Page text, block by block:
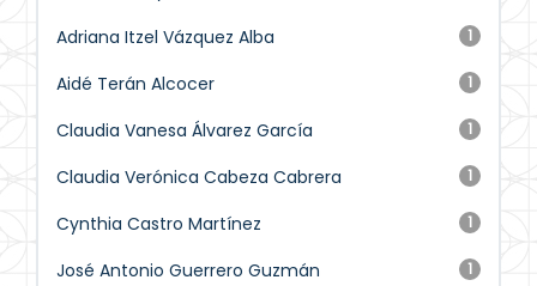
1
Adriana Itzel Vázquez Alba
1
Aidé Terán Alcocer
1
Claudia Vanesa Álvarez García
1
Claudia Verónica Cabeza Cabrera
1
Cynthia Castro Martínez
1
José Antonio Guerrero Guzmán